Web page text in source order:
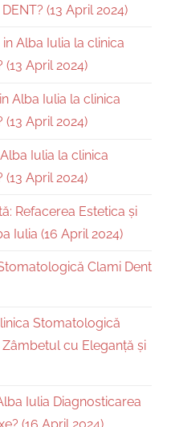
(13 April 2024)
Alba Iulia la clinica
April 2024)
Alba Iulia la clinica
April 2024)
Iulia la clinica
April 2024)
Refacerea Estetica și
Iulia (16 April 2024)
Clami Dent
Stomatologică
cu Eleganță și
Iulia Diagnosticarea